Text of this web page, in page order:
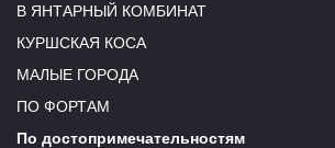
В ЯНТАРНЫЙ КОМБИНАТ
КУРШСКАЯ КОСА
МАЛЫЕ ГОРОДА
ПО ФОРТАМ
По достопримечательностям